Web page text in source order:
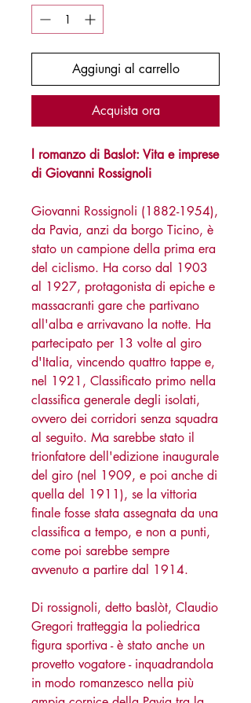
Aggiungi al carrello
Acquista ora
l romanzo di Baslot: Vita e imprese
di Giovanni Rossignoli
Giovanni Rossignoli (1882-1954),
da Pavia, anzi da borgo Ticino, è
stato un campione della prima era
del ciclismo. Ha corso dal 1903
al 1927, protagonista di epiche e
massacranti gare che partivano
all'alba e arrivavano la notte. Ha
partecipato per 13 volte al giro
d'Italia, vincendo quattro tappe e,
nel 1921, Classificato primo nella
classifica generale degli isolati,
ovvero dei corridori senza squadra
al seguito. Ma sarebbe stato il
trionfatore dell'edizione inaugurale
del giro (nel 1909, e poi anche di
quella del 1911), se la vittoria
finale fosse stata assegnata da una
classifica a tempo, e non a punti,
come poi sarebbe sempre
avvenuto a partire dal 1914.
Di rossignoli, detto baslòt, Claudio
Gregori tratteggia la poliedrica
figura sportiva - è stato anche un
provetto vogatore - inquadrandola
in modo romanzesco nella più